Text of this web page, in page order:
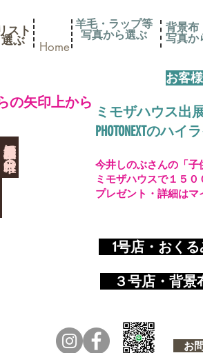
スト
ぶ Home
の矢印上から
神奈川県相模原市に日本唯一の
羊毛・ラップ等
写真から選ぶ
背景布
写真か
お客
ミモザハウス出
PHOTONEXTのハ
1号店・おく
​ ３号店・背
お
今井しのぶさんの「
ミモザハウスで１５
プレゼント・詳細は